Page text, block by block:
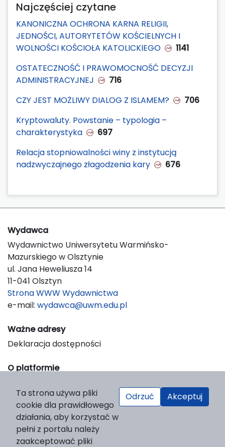
Najczęściej czytane
KANONICZNA OCHRONA KARNA RELIGII,
JEDNOŚCI, AUTORYTETÓW KOŚCIELNYCH I
WOLNOŚCI KOŚCIOŁA KATOLICKIEGO
1141
OSTATECZNOŚĆ I PRAWOMOCNOŚĆ DECYZJI
ADMINISTRACYJNEJ
716
CZY JEST MOŻLIWY DIALOG Z ISLAMEM?
706
Kryptowaluty. Powstanie – typologia –
charakterystyka
697
Relacja stopniowalności winy z instytucją
nadzwyczajnego złagodzenia kary
676
Wydawca
Wydawnictwo Uniwersytetu Warmińsko-
Mazurskiego w Olsztynie
ul. Jana Heweliusza 14
11-041 Olsztyn
Strona WWW Wydawnictwa
e-mail: wydawca@uwm.edu.pl
Ważne adresy
Deklaracja dostępności
O platformie
Support & Customization by LIBCOM
Platform & Workflow by OJS/PKP
Ta strona używa pliki
cookie dla prawidłowego
działania, aby korzystać w
pełni z portalu należy
zaakceptować pliki
Odrzuć Akceptuj